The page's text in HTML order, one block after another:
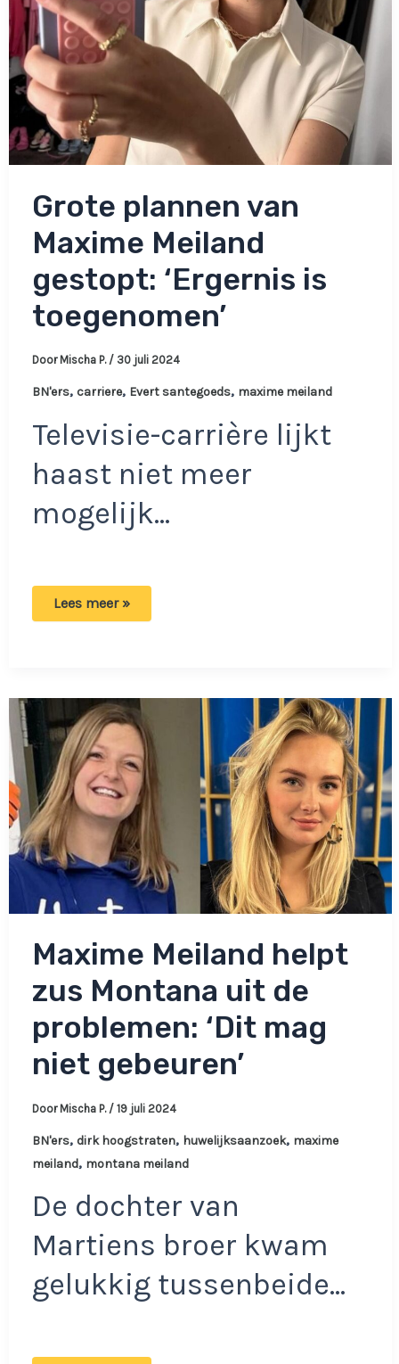
Grote plannen van
Maxime Meiland
gestopt: ‘Ergernis is
toegenomen’
Door Mischa P. / 30 juli 2024
BN'ers, carriere, Evert santegoeds, maxime meiland
Televisie-carrière lijkt
haast niet meer
mogelijk…
Grote
is
toegenomen’
Lees meer »
Maxime Meiland helpt
zus Montana uit de
problemen: ‘Dit mag
niet gebeuren’
Door Mischa P. / 19 juli 2024
BN'ers, dirk hoogstraten, huwelijksaanzoek, maxime
meiland, montana meiland
De dochter van
Martiens broer kwam
gelukkig tussenbeide…